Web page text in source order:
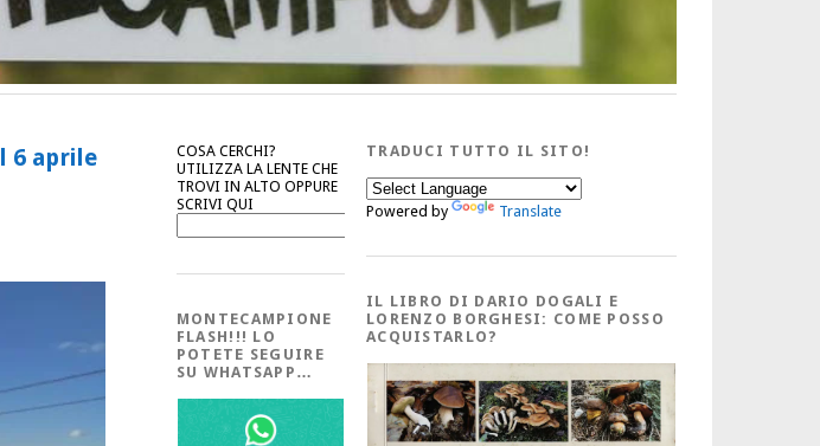
6 aprile
COSA CERCHI?
UTILIZZA LA LENTE CHE
TROVI IN ALTO OPPURE
SCRIVI QUI
Cerca
MONTECAMPIONE
FLASH!!! LO
POTETE SEGUIRE
SU WHATSAPP…
TRADUCI TUTTO IL SITO!
Powered by Translate
IL LIBRO DI DARIO DOGALI E
LORENZO BORGHESI: COME POSSO
ACQUISTARLO?